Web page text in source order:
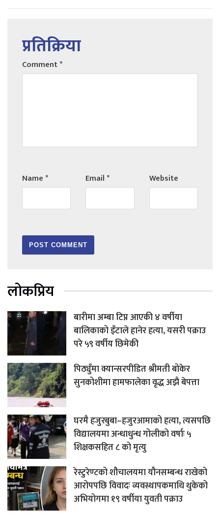
प्रतिक्रिया
Comment*
Name* Email* Website
लोकप्रिय
बारीमा अम्बा टिप्न आएकी ४ वर्षीया
बालिकाको इँटाले हानेर हत्या, यसरी पक्राउ
परे ५९ वर्षीय छिमेकी
पिठ्युँमा क्यान्सरपीडित श्रीमती बोकेर
सुनकोशीमा हामफालेका वृद्ध अझै बेपत्ता
घरमै हजुरबुबा–हजुरआमाको हत्या, त्यसपछि
विद्यालयमा अन्धाधुन्ध गोलीको वर्षाः ५
शिक्षकसहित ८ को मृत्यु
रेस्टुरेण्टको शौचालयमा यौनसम्बन्ध राखेको
आरोपपछि विवादः व्यवस्थापकमाथि थुकेको
अभियोगमा १९ वर्षीया युवती पक्राउ